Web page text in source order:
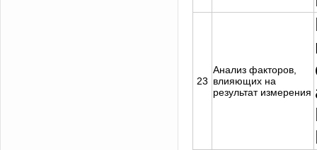
23
Анализ факторов,
влияющих на
результат измерения